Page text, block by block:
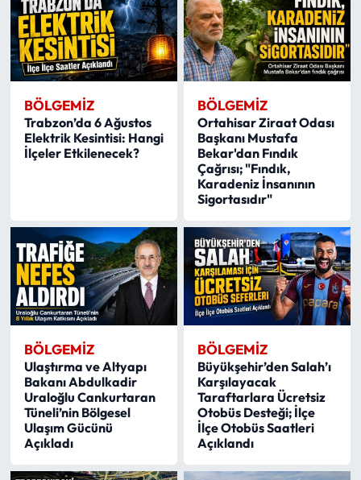
BÖLGEMIZ
Trabzon’da 6 Ağustos
Elektrik Kesintisi: Hangi
İlçeler Etkilenecek?
BÖLGEMIZ
Ortahisar Ziraat Odası
Başkanı Mustafa
Bekar'dan Fındık
Çağrısı; "Fındık,
Karadeniz İnsanının
Sigortasıdır"
BÖLGEMIZ
Ulaştırma ve Altyapı
Bakanı Abdulkadir
Uraloğlu Cankurtaran
Tüneli’nin Bölgesel
Ulaşım Gücünü
Açıkladı
BÖLGEMIZ
Büyükşehir’den Salah’ı
Karşılayacak
Taraftarlara Ücretsiz
Otobüs Desteği; İlçe
İlçe Otobüs Saatleri
Açıklandı